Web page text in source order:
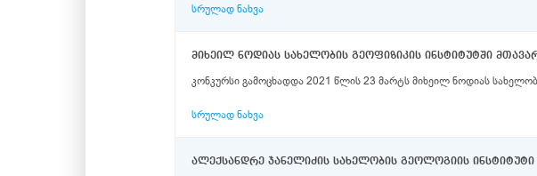
სრულად ნახვა
კონკურსი გამოცხადდა 2021 წლის 23 მარტს მიხეილ ნოდიას
სრულად ნახვა